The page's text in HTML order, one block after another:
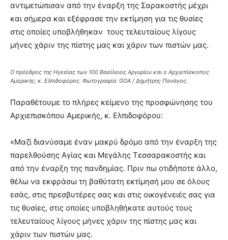
αντιμετώπισαν από την έναρξη της Σαρακοστής μέχρι
και σήμερα και εξέφρασε την εκτίμηση για τις θυσίες
στις οποίες υποβλήθηκαν τους τελευταίους λίγους
μήνες χάριν της πίστης μας και χάριν των πιστών μας.
Ο πρόεδρος της Ηγεσίας των 100 Βασίλειος Αργυρίου και ο Αρχιεπίσκοπος
Αμερικής, κ. Ελπιδοφόρος. Φωτογραφία: GOA / Δημήτρης Πανάγος.
Παραθέτουμε το πλήρες κείμενο της προσφώνησης του
Αρχιεπισκόπου Αμερικής, κ. Ελπιδοφόρου:
«Μαζί διανύσαμε έναν μακρύ δρόμο από την έναρξη της
παρελθούσης Αγίας και Μεγάλης Τεσσαρακοστής και
από την έναρξη της πανδημίας. Πριν πω οτιδήποτε άλλο,
θέλω να εκφράσω τη βαθύτατη εκτίμησή μου σε όλους
εσάς, στις πρεσβυτέρες σας και στις οικογένειές σας για
τις θυσίες, στις οποίες υποβληθήκατε αυτούς τους
τελευταίους λίγους μήνες χάριν της πίστης μας και
χάριν των πιστών μας.